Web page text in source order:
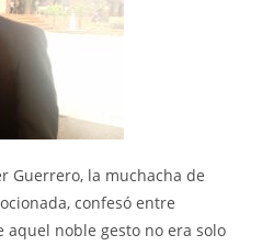
Guerrero, la muchacha de
confesó entre
noble gesto no era solo